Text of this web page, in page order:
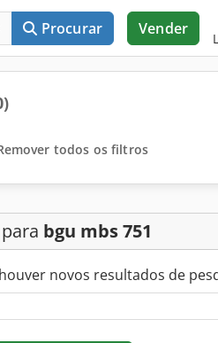
Procurar Vender
todos os filtros
bgu mbs 751
novos resultados de